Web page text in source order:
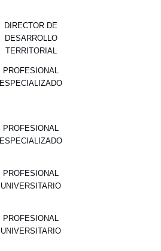
DIRECTOR DE
DESARROLLO
TERRITORIAL
PROFESIONAL
ESPECIALIZADO
PROFESIONAL
ESPECIALIZADO
PROFESIONAL
UNIVERSITARIO
PROFESIONAL
UNIVERSITARIO